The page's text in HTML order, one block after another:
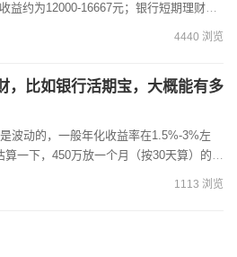
益约为12000-16667元；银行短期理财产
益约...
4440 浏览
，比如银行活期宝，大概能有多
波动的，一般年化收益率在1.5%-3%左
一下，450万放一个月（按30天算）的收
化收益率×投资天...
1113 浏览